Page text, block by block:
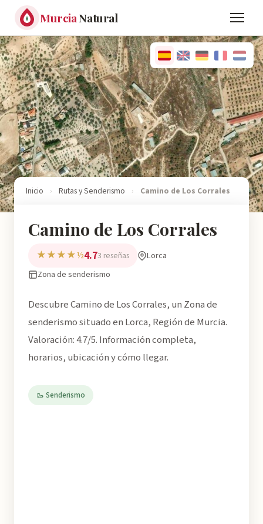
MurciaNatural
Inicio › Rutas y Senderismo › Camino de Los Corrales
Camino de Los Corrales
★★★★½4.73 reseñas
Lorca
Zona de senderismo
Descubre Camino de Los Corrales, un Zona de
senderismo situado en Lorca, Región de Murcia.
Valoración: 4.7/5. Información completa,
horarios, ubicación y cómo llegar.
🥾 Senderismo